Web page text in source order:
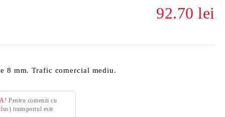
92.70 lei
8 mm. Trafic comercial mediu.
Pentru comenzi cu
transportul este